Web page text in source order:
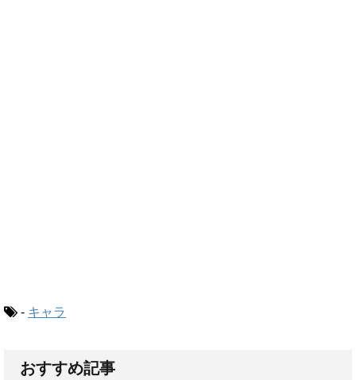
- キャラ
おすすめ記事